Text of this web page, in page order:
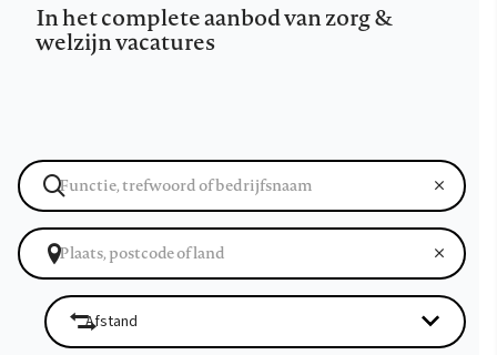
In het complete aanbod van zorg &
welzijn vacatures